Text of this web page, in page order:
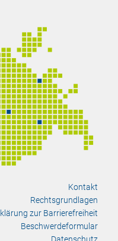
Kontakt
Rechtsgrundlagen
zur Barrierefreiheit
Beschwerdeformular
Datenschutz